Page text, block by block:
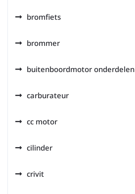
bromfiets
brommer
buitenboordmotor onderdelen
carburateur
cc motor
cilinder
crivit